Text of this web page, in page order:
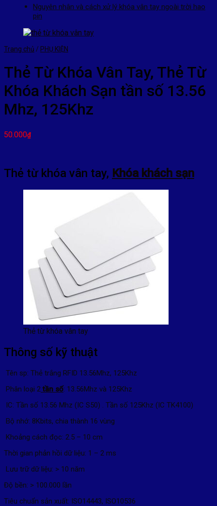
Nguyên nhân và cách xử lý khóa vân tay ngoài trời hao
pin
Trang chủ / PHỤ KIỆN
Thẻ Từ Khóa Vân Tay, Thẻ Từ
Khóa Khách Sạn tần số 13.56
Mhz, 125Khz
50.000₫
Thẻ từ khóa vân tay, Khóa khách sạn
Thẻ từ khóa vân tay
Thông số kỹ thuật
Tên sp: Thẻ trắng RFID 13.56Mhz, 125Khz
Phân loại 2 tần số: 13.56Mhz và 125Khz
IC: Tần số 13.56 Mhz (IC S50) . Tần số 125Khz (IC TK4100)
Bộ nhớ: 8Kbits, chia thành 16 vùng
Khoảng cách đọc: 2.5 – 10 cm
Thời gian phản hồi dữ liệu: 1 – 2 ms
Lưu trữ dữ liệu: > 10 năm
Độ bền: > 100.000 lần
Tiêu chuẩn sản xuất: ISO14443, ISO10536